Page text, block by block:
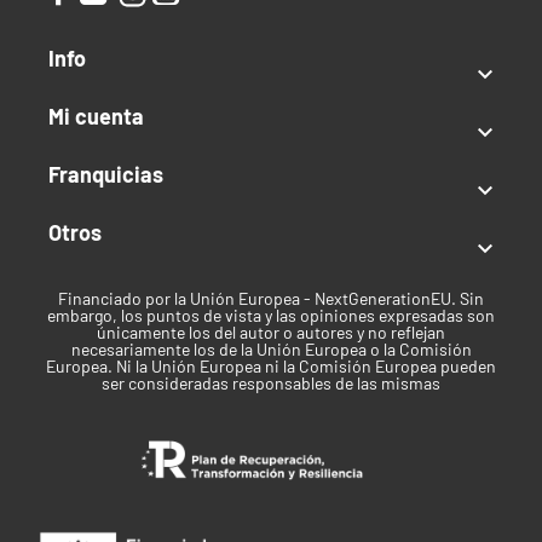
Info

Mi cuenta

Franquicias

Otros

Financiado por la Unión Europea - NextGenerationEU. Sin
embargo, los puntos de vista y las opiniones expresadas son
únicamente los del autor o autores y no reflejan
necesariamente los de la Unión Europea o la Comisión
Europea. Ni la Unión Europea ni la Comisión Europea pueden
ser consideradas responsables de las mismas